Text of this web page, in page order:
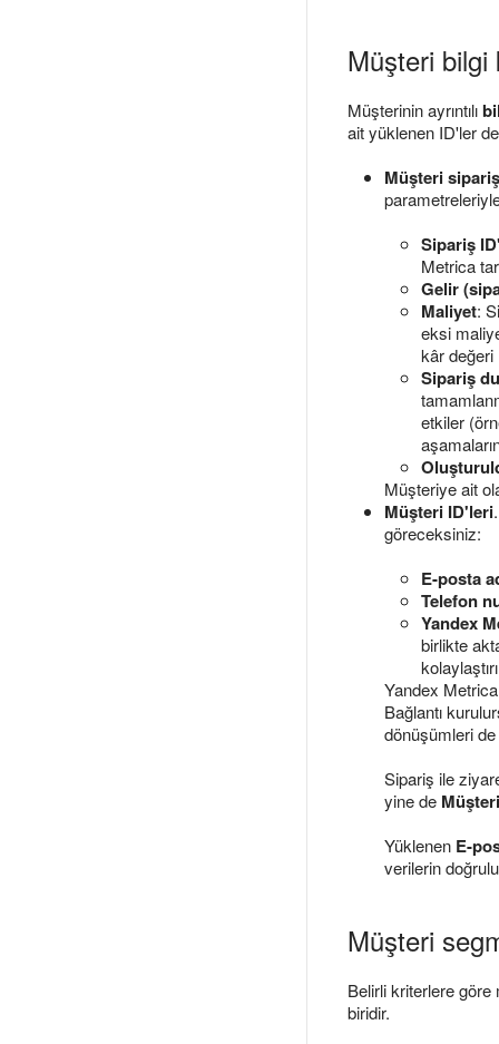
Müşteri bilgi
Müşterinin ayrıntılı
ait yüklenen ID'ler
Müşteri
Sipariş
Metrica
Gelir
Maliyet:
eksi
kâr değeri
Sipariş
etkiler
Müşteriye ait
Müşteri ID'leri
göreceksiniz:
E-posta
Telefon
Yandex
birlikte
Yandex
Bağlantı
dönüşümleri
Sipariş ile
yine de
Yüklenen E-
verilerin
Müşteri
Belirli kriterlere göre
biridir.